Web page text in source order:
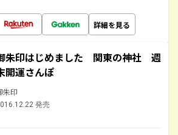
詳細を見る
朱印はじめました 関東の神社 週
開運さんぽ
朱印
発売